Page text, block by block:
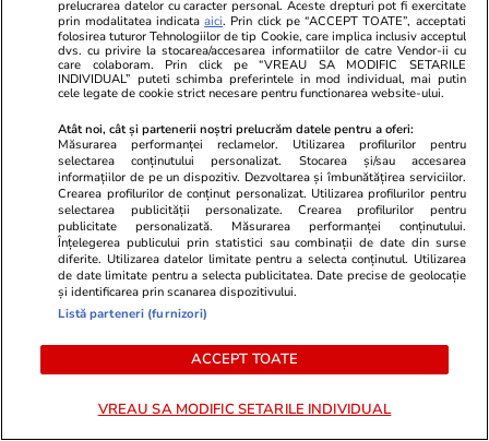
Lifestyle 22 iul.
Cum păstrăm brânza fără să
mucegăiască
Lifestyle 17 iul.
De ce să nu păstrezi cartofii
prelucrarea datelor cu caracter personal. Aceste drepturi pot fi exercitate
prin modalitatea indicataaici. Prin click pe “ACCEPT TOATE”, acceptati
folosirea tuturor Tehnologiilor de tip Cookie, care implica inclusiv acceptul
dvs. cu privire la stocarea/accesarea informatiilor de catre Vendor-ii cu
care colaboram. Prin click pe “VREAU SA MODIFIC SETARILE
INDIVIDUAL” puteti schimba preferintele in mod individual, mai putin
cele legate de cookie strict necesare pentru functionarea website-ului.
Atât noi, cât și partenerii noștri prelucrăm datele pentru a oferi:
Măsurarea performanței reclamelor. Utilizarea profilurilor pentru
selectarea conținutului personalizat. Stocarea și/sau accesarea
informațiilor de pe un dispozitiv. Dezvoltarea și îmbunătățirea serviciilor.
Crearea profilurilor de conținut personalizat. Utilizarea profilurilor pentru
selectarea publicității personalizate. Crearea profilurilor pentru
publicitate personalizată. Măsurarea performanței conținutului.
Înțelegerea publicului prin statistici sau combinații de date din surse
diferite. Utilizarea datelor limitate pentru a selecta conținutul. Utilizarea
de date limitate pentru a selecta publicitatea. Date precise de geolocație
și identificarea prin scanarea dispozitivului.
Listă parteneri (furnizori)
ACCEPT TOATE
VREAU SA MODIFIC SETARILE INDIVIDUAL